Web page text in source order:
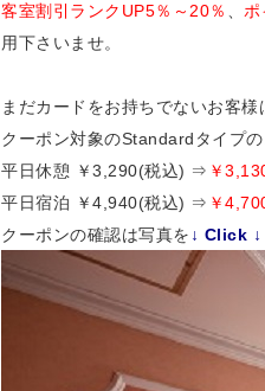
客室割引ランクUP5％～20％
ポ
用下さいませ。
まだカードをお持ちでないお客様
クーポン対象のStandardタイプの
平日休憩 ￥3,290(税込) ⇒ ￥
平日宿泊 ￥4,940(税込) ⇒ ￥
クーポンの確認は写真を ↓ Click ↓